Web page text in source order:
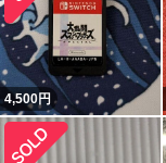
4,500円